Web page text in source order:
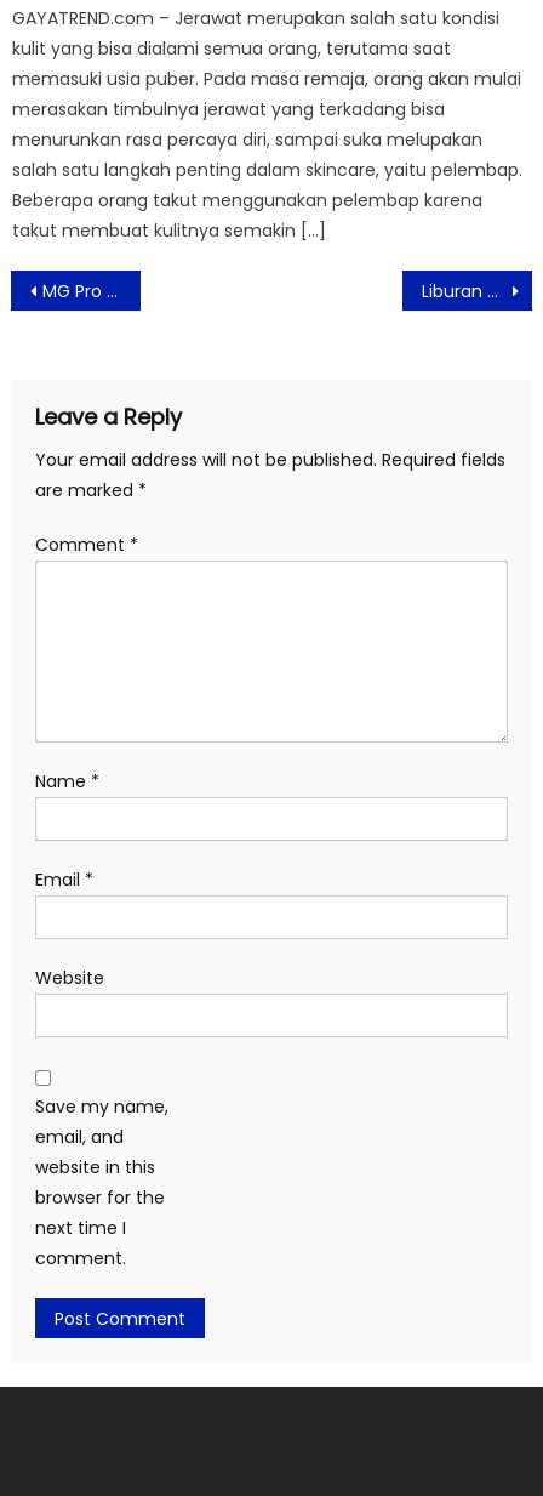
GAYATREND.com – Jerawat merupakan salah satu kondisi
kulit yang bisa dialami semua orang, terutama saat
memasuki usia puber. Pada masa remaja, orang akan mulai
merasakan timbulnya jerawat yang terkadang bisa
menurunkan rasa percaya diri, sampai suka melupakan
salah satu langkah penting dalam skincare, yaitu pelembap.
Beberapa orang takut menggunakan pelembap karena
takut membuat kulitnya semakin […]
Post
navigation
MG Pro Gelar Melly’s Garden Awards Bartender Competition Pertama Liburan Nataru, Wisata Ancol Terapkan Prokes dan Ketentuan
Leave a Reply
Your email address will not be published. Required fields
are marked *
Comment *
Name *
Email *
Website
Save my name,
email, and
website in this
browser for the
next time I
comment.